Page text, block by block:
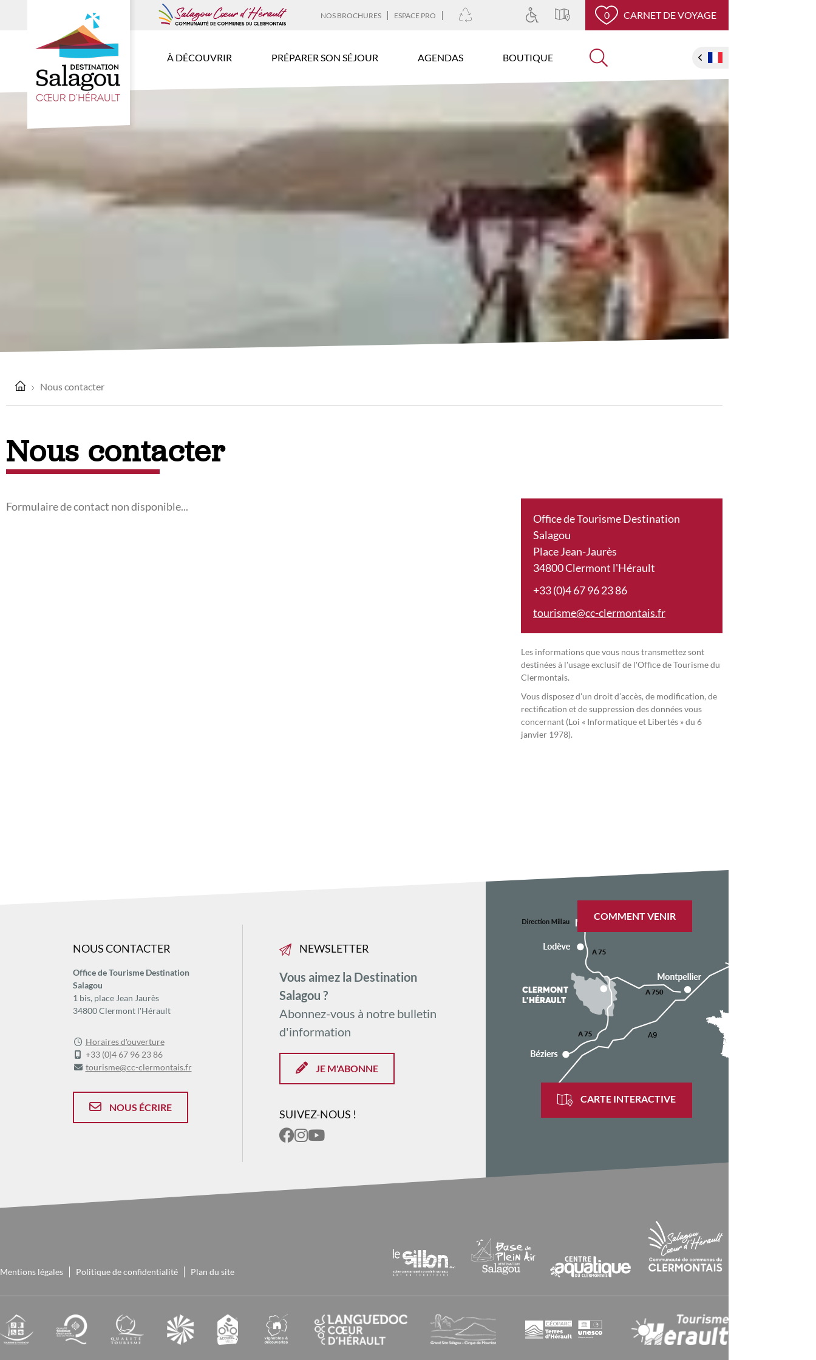
NOS BROCHURES ESPACE PRO 0 CARNET DE VOYAGE
Nous contacter
Nous contacter
Office de Tourisme Destination
Salagou
Place Jean-Jaurès
34800 Clermont l'Hérault
+33 (0)4 67 96 23 86
tourisme@cc-clermontais.fr
Formulaire de contact non disponible...
Les informations que vous nous transmettez sont
destinées à l'usage exclusif de l'Office de Tourisme du
Clermontais.
Vous disposez d'un droit d’accès, de modification, de
rectification et de suppression des données vous
concernant (Loi « Informatique et Libertés » du 6
janvier 1978).
À DÉCOUVRIR PRÉPARER SON SÉJOUR AGENDAS BOUTIQUE
NOUS CONTACTER
Office de Tourisme Destination
Salagou
1 bis, place Jean Jaurès
34800 Clermont l'Hérault
Horaires d'ouverture
+33 (0)4 67 96 23 86
tourisme@cc-clermontais.fr
NOUS ÉCRIRE
NEWSLETTER
Vous aimez la Destination
Salagou ?
Abonnez-vous à notre bulletin
d'information
JE M'ABONNE
SUIVEZ-NOUS !
COMMENT VENIR
CARTE INTERACTIVE
Mentions légales Politique de confidentialité Plan du site